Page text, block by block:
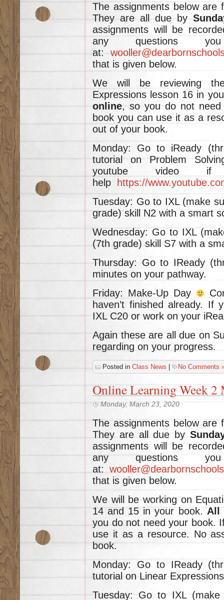
The assignments below are
They are all due by
assignments will be
any questions
at:
that is given below.
We will be reviewing
Expressions lesson 16 in
online, so you do not
book you can use it as a
out of your book.
Monday: Go to iReady
tutorial on Problem
youtube video
help
https://
Tuesday: Go to IXL (make
grade) skill N2 with a smart
Wednesday: Go to IXL
(7th grade) skill S7 with a
Thursday: Go to IReady
minutes on your pathway.
Friday: Make-Up Day
haven’t finished already.
IXL C20 or work on your
Again these are all due on
regarding on your progress.
Posted in Class News No Comments
Online Learning Week 2
Monday, March 23, 2020
The assignments below are
They are all due by
assignments will be
any questions
at:
that is given below.
We will be working on
14 and 15 in your book. All
you do not need your book.
use it as a resource. No
book.
Monday: Go to IReady
tutorial on Linear
Tuesday: Go to IXL